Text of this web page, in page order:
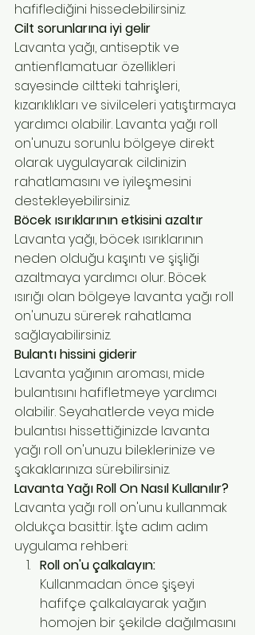
hafiflediğini hissedebilirsiniz.
Cilt sorunlarına iyi gelir
Lavanta yağı, antiseptik ve
antienflamatuar özellikleri
sayesinde ciltteki tahrişleri,
kızarıklıkları ve sivilceleri yatıştırmaya
yardımcı olabilir. Lavanta yağı roll
on'unuzu sorunlu bölgeye direkt
olarak uygulayarak cildinizin
rahatlamasını ve iyileşmesini
destekleyebilirsiniz.
Böcek ısırıklarının etkisini azaltır
Lavanta yağı, böcek ısırıklarının
neden olduğu kaşıntı ve şişliği
azaltmaya yardımcı olur. Böcek
ısırığı olan bölgeye lavanta yağı roll
on'unuzu sürerek rahatlama
sağlayabilirsiniz.
Bulantı hissini giderir
Lavanta yağının aroması, mide
bulantısını hafifletmeye yardımcı
olabilir. Seyahatlerde veya mide
bulantısı hissettiğinizde lavanta
yağı roll on'unuzu bileklerinize ve
şakaklarınıza sürebilirsiniz.
Lavanta Yağı Roll On Nasıl Kullanılır?
Lavanta yağı roll on'unu kullanmak
oldukça basittir. İşte adım adım
uygulama rehberi:
Roll on'u çalkalayın:
Kullanmadan önce şişeyi
hafifçe çalkalayarak yağın
homojen bir şekilde dağılmasını